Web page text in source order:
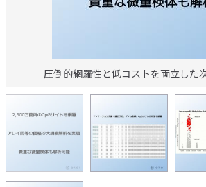
圧倒的網羅性と低コストを両立した